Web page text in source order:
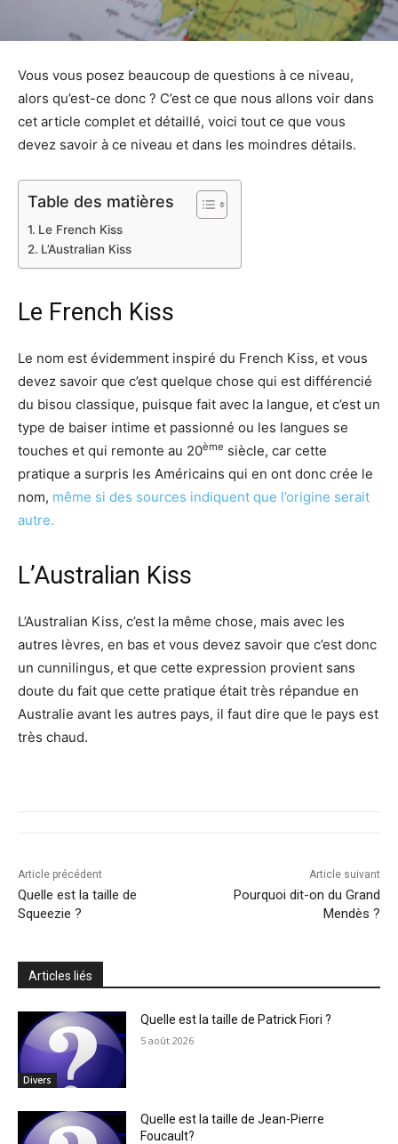
Vous vous posez beaucoup de questions à ce niveau,
alors qu’est-ce donc ? C’est ce que nous allons voir dans
cet article complet et détaillé, voici tout ce que vous
devez savoir à ce niveau et dans les moindres détails.
Table des matières
Le French Kiss
L’Australian Kiss
Le French Kiss
Le nom est évidemment inspiré du French Kiss, et vous
devez savoir que c’est quelque chose qui est différencié
du bisou classique, puisque fait avec la langue, et c’est un
type de baiser intime et passionné ou les langues se
touches et qui remonte au 20ème siècle, car cette
pratique a surpris les Américains qui en ont donc crée le
nom, même si des sources indiquent que l’origine serait
autre.
L’Australian Kiss
L’Australian Kiss, c’est la même chose, mais avec les
autres lèvres, en bas et vous devez savoir que c’est donc
un cunnilingus, et que cette expression provient sans
doute du fait que cette pratique était très répandue en
Australie avant les autres pays, il faut dire que le pays est
très chaud.
Article précédent
Quelle est la taille de
Squeezie ?
Article suivant
Pourquoi dit-on du Grand
Mendès ?
Articles liés
Divers
Quelle est la taille de Patrick Fiori ?
5 août 2026
Quelle est la taille de Jean-Pierre
Foucault?